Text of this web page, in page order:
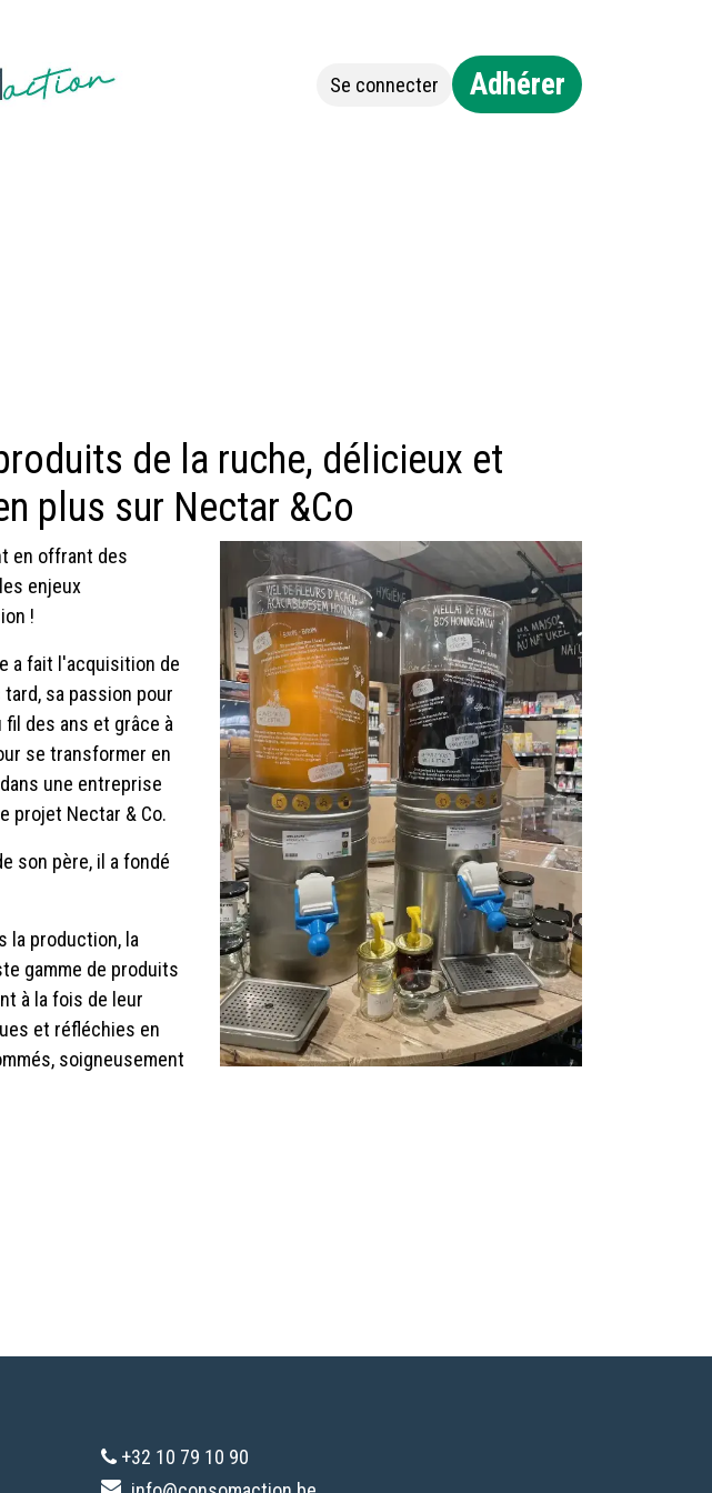
Se connecter Adhérer
de la ruche, délicieux et
plus sur Nectar &Co
en offrant des
enjeux
!
a fait l'acquisition de
sa passion pour
des ans et grâce à
se transformer en
une entreprise
projet Nectar & Co.
son père, il a fondé
la production, la
gamme de produits
à la fois de leur
et réfléchies en
soigneusement
+32 10 79 10 90